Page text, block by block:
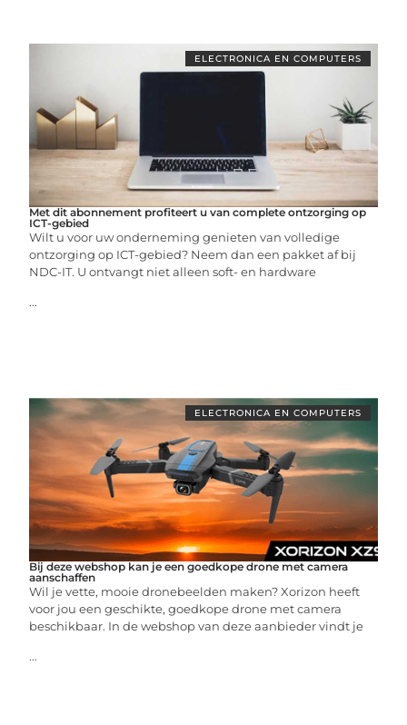
ELECTRONICA EN COMPUTERS
Met dit abonnement profiteert u van complete ontzorging op
ICT-gebied
Wilt u voor uw onderneming genieten van volledige
ontzorging op ICT-gebied? Neem dan een pakket af bij
NDC-IT. U ontvangt niet alleen soft- en hardware
...
ELECTRONICA EN COMPUTERS
Bij deze webshop kan je een goedkope drone met camera
aanschaffen
Wil je vette, mooie dronebeelden maken? Xorizon heeft
voor jou een geschikte, goedkope drone met camera
beschikbaar. In de webshop van deze aanbieder vindt je
...